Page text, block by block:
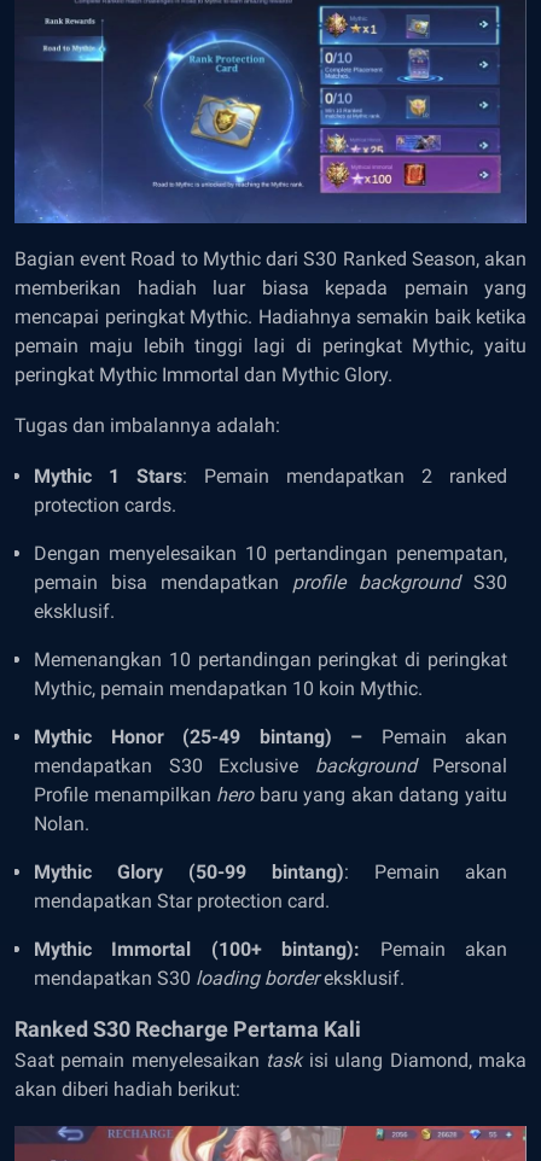
Bagian event Road to Mythic dari S30 Ranked Season, akan
memberikan hadiah luar biasa kepada pemain yang
mencapai peringkat Mythic. Hadiahnya semakin baik ketika
pemain maju lebih tinggi lagi di peringkat Mythic, yaitu
peringkat Mythic Immortal dan Mythic Glory.
Tugas dan imbalannya adalah:
Mythic 1 Stars: Pemain mendapatkan 2 ranked
protection cards.
Dengan menyelesaikan 10 pertandingan penempatan,
pemain bisa mendapatkan profile backgroundS30
eksklusif.
Memenangkan 10 pertandingan peringkat di peringkat
Mythic, pemain mendapatkan 10 koin Mythic.
Mythic Honor (25-49 bintang) – Pemain akan
mendapatkan S30 Exclusive backgroundPersonal
Profile menampilkan herobaru yang akan datang yaitu
Nolan.
Mythic Glory (50-99 bintang): Pemain akan
mendapatkan Star protection card.
Mythic Immortal (100+ bintang): Pemain akan
mendapatkan S30 loading bordereksklusif.
Ranked S30 Recharge Pertama Kali
Saat pemain menyelesaikan taskisi ulang Diamond, maka
akan diberi hadiah berikut: